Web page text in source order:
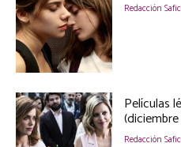
Redacción
Películas
Redacción